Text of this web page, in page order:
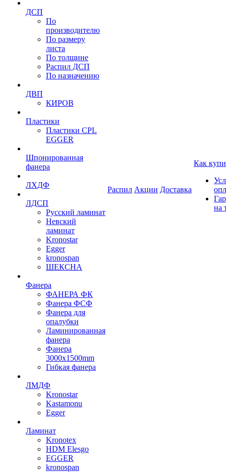
ДСП
По
производителю
По размеру
листа
По толщине
Распил ДСП
По назначению
ДВП
КИРОВ
Пластики
Пластики CPL
EGGER
Шпонированная
фанера
ЛХДФ
ЛДСП
Русский ламинат
Невский
ламинат
Kronostar
Egger
kronospan
ШЕКСНА
Фанера
ФАНЕРА ФК
Фанера ФСФ
Фанера для
опалубки
Ламинированная
фанера
Фанера
3000х1500mm
Гибкая фанера
ЛМДФ
Kronostar
Kastamonu
Egger
Ламинат
Kronotex
HDM Elesgo
EGGER
kronospan
Распил Акции Доставка
Как
на